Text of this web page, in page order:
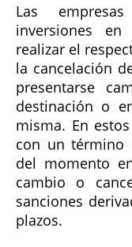
Las
inversiones en
realizar el
la cancelación
presentarse
destinación o
misma. En
con un término
del momento
cambio o
sanciones
plazos.